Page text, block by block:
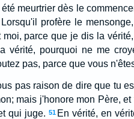
meurtrier dès le
profère le
moi, parce que je dis la
vérité, pourquoi ne me
pas, parce que vous
pas raison de dire que tu
mais j'honore mon Père, et
qui juge. 51 En vérité, en